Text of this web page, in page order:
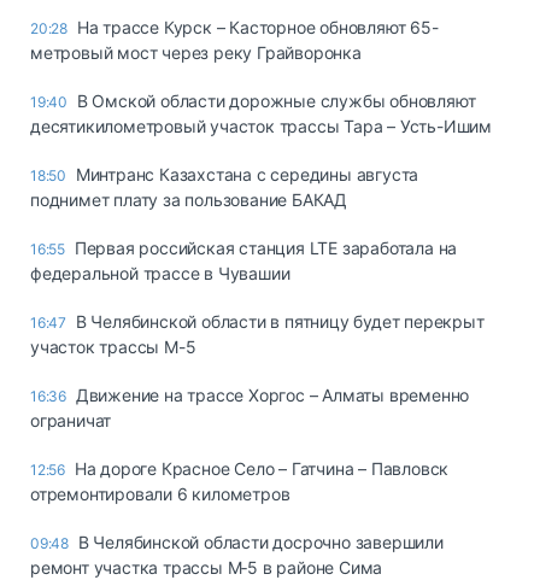
20:28 На трассе Курск – Касторное обновляют 65-
метровый мост через реку Грайворонка
19:40
В Омской области дорожные службы обновляют
десятикилометровый участок трассы Тара – Усть-Ишим
18:50
Минтранс Казахстана с середины августа
поднимет плату за пользование БАКАД
16:55 Первая российская станция LTE заработала на
федеральной трассе в Чувашии
16:47
В Челябинской области в пятницу будет перекрыт
участок трассы М-5
16:36 Движение на трассе Хоргос – Алматы временно
ограничат
12:56 На дороге Красное Село – Гатчина – Павловск
отремонтировали 6 километров
09:48 В Челябинской области досрочно завершили
ремонт участка трассы М‑5 в районе Сима